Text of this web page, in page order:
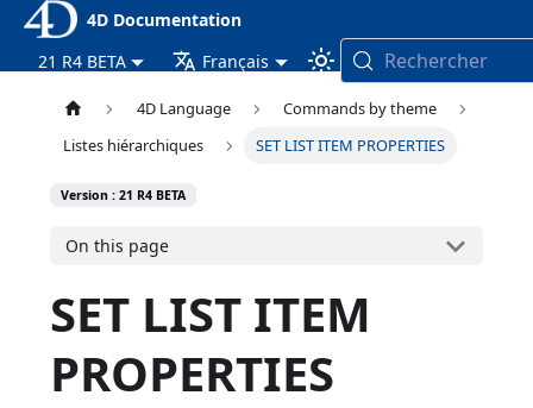
4D Documentation
21 R4 BETA
Français Rechercher
4D Language
Commands by theme
Listes hiérarchiques
SET LIST ITEM PROPERTIES
Version : 21 R4 BETA
On this page
SET LIST ITEM
PROPERTIES